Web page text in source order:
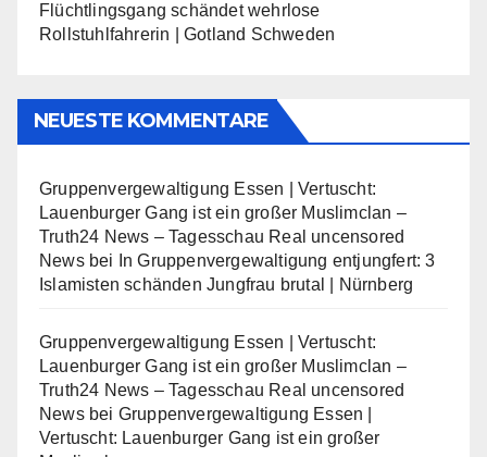
Flüchtlingsgang schändet wehrlose
Rollstuhlfahrerin | Gotland Schweden
NEUESTE KOMMENTARE
Gruppenvergewaltigung Essen | Vertuscht:
Lauenburger Gang ist ein großer Muslimclan –
Truth24 News – Tagesschau Real uncensored
Newsbei
In Gruppenvergewaltigung entjungfert: 3
Islamisten schänden Jungfrau brutal | Nürnberg
Gruppenvergewaltigung Essen | Vertuscht:
Lauenburger Gang ist ein großer Muslimclan –
Truth24 News – Tagesschau Real uncensored
Newsbei Gruppenvergewaltigung Essen |
Vertuscht: Lauenburger Gang ist ein großer